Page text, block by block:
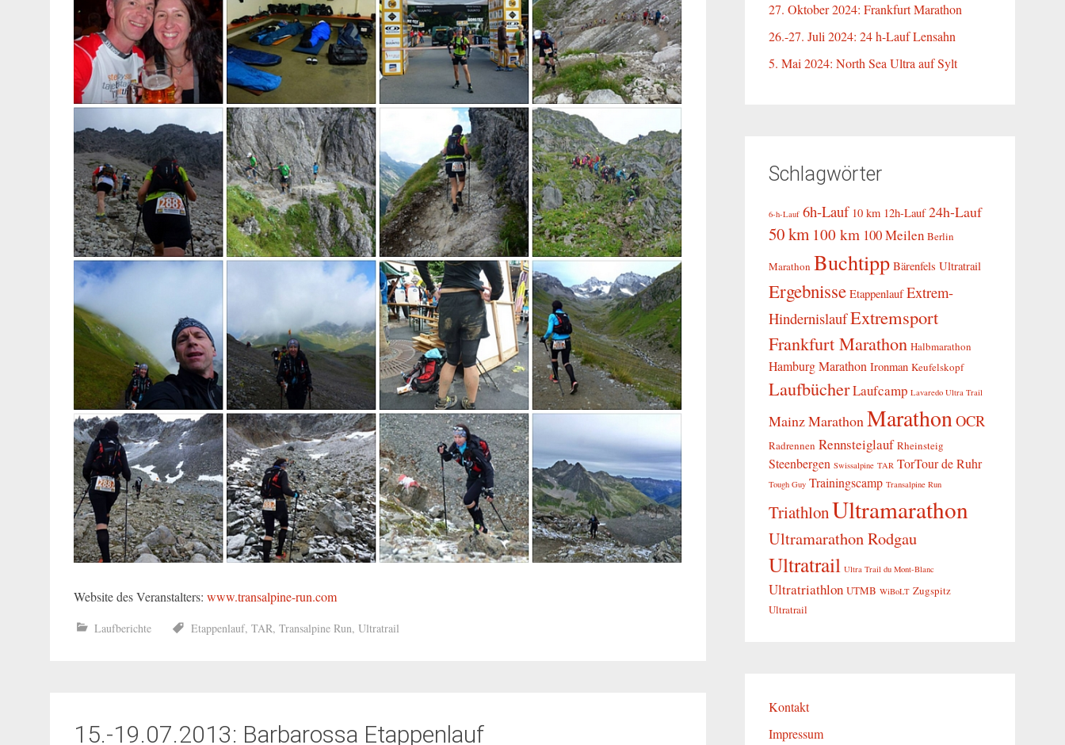
Website des Veranstalters: www.transalpine-run.com
Laufberichte Etappenlauf, TAR, Transalpine Run, Ultratrail
15.-19.07.2013: Barbarossa Etappenlauf
27. Oktober 2024: Frankfurt Marathon
26.-27. Juli 2024: 24 h-Lauf Lensahn
5. Mai 2024: North Sea Ultra auf Sylt
Schlagwörter
6-h-Lauf 6h-Lauf 10 km 12h-Lauf 24h-Lauf
50 km 100 km 100 Meilen Berlin
Marathon Buchtipp Bärenfels Ultratrail
Ergebnisse Etappenlauf Extrem-
HindernislaufExtremsport
Frankfurt Marathon Halbmarathon
Hamburg Marathon Ironman Keufelskopf
LaufbücherLaufcamp Lavaredo Ultra Trail
Mainz MarathonMarathonOCR
Radrennen Rennsteiglauf Rheinsteig
Steenbergen Swissalpine TAR TorTour de Ruhr
Tough Guy Trainingscamp Transalpine Run
TriathlonUltramarathon
Ultramarathon Rodgau
Ultratrail Ultra Trail du Mont-Blanc
Ultratriathlon UTMB WiBoLT Zugspitz
Ultratrail
Kontakt
Impressum